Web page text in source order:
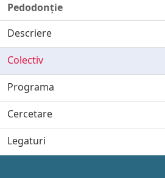
Pedodonție
Descriere
Colectiv
Programa
Cercetare
Legaturi